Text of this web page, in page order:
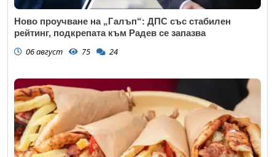
Ново проучване на „Галъп“: ДПС със стабилен
рейтинг, подкрепата към Радев се запазва
06 август 75 24